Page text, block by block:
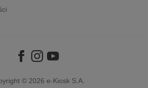
© 2026 e-Kiosk S.A.